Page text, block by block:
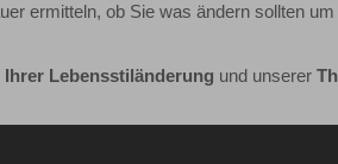
ermitteln, ob Sie was ändern sollten
Ihrer Lebensstiländerung und unserer